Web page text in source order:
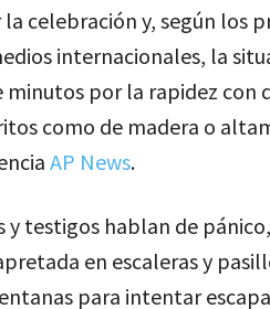
celebración y, según los
internacionales, la
por la rapidez con
como de madera o
AP News.
y testigos hablan de
en escaleras y
para intentar